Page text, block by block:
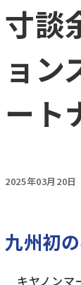
寸談
ョン
ート
2025年03月20日
九州初
キヤノンマ